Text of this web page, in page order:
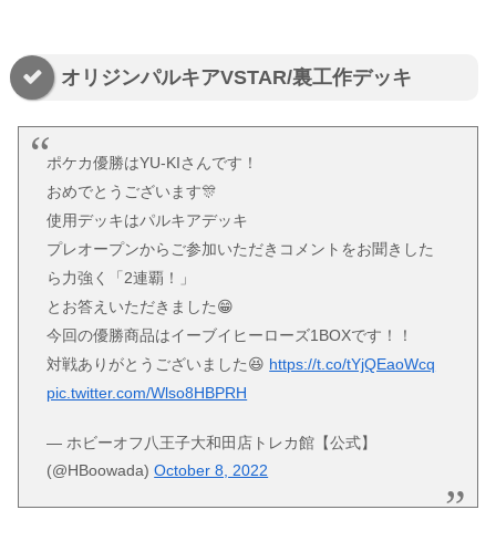
オリジンパルキアVSTAR/裏工作デッキ
ポケカ優勝はYU-KIさんです！
おめでとうございます🎊
使用デッキはパルキアデッキ
プレオープンからご参加いただきコメントをお聞きした
ら力強く「2連覇！」
とお答えいただきました😁
今回の優勝商品はイーブイヒーローズ1BOXです！！
対戦ありがとうございました😆 https://t.co/tYjQEaoWcq
pic.twitter.com/Wlso8HBPRH
— ホビーオフ八王子大和田店トレカ館【公式】
(@HBoowada)October 8, 2022